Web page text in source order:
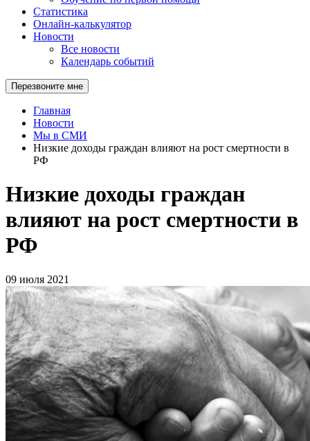
Статистика
Онлайн-калькулятор
Новости
Все новости
Календарь событий
Перезвоните мне
Главная
Новости
Мы в СМИ
Низкие доходы граждан влияют на рост смертности в
РФ
Низкие доходы граждан
влияют на рост смертности в
РФ
09 июля 2021